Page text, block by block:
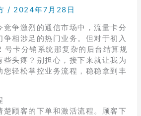
/ 2024年7月28日
竞争激烈的通信市场中，流量卡分
相涉足的热门业务。但对于初入
号卡分销系统那复杂的后台结算规
些头疼？别担心，接下来就让我为
您轻松掌控业务流程，稳稳拿到丰
楚顾客的下单和激活流程。顾客下